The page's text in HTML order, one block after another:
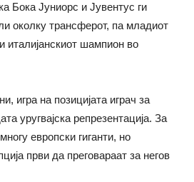
Бока Јуниорс и Јувентус ги
околку трансферот, па младиот
италијанскиот шампион во
игра на позицијата играч за
уругвајска репрезентација. За
европски гиганти, но
први да преговараат за негов